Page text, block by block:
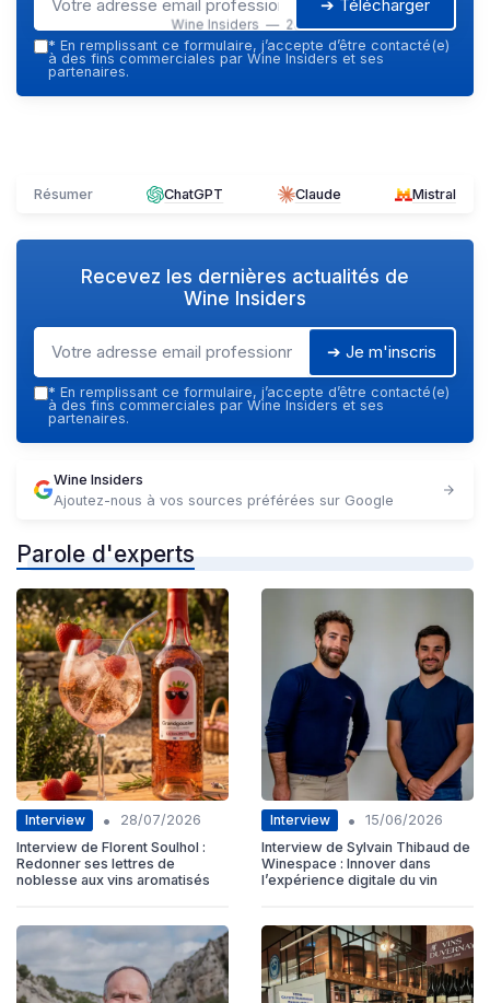
Wine Insiders — 2026
➔ Télécharger
* En remplissant ce formulaire, j’accepte d’être contacté(e)
à des fins commerciales par Wine Insiders et ses
partenaires.
Résumer ChatGPT Claude Mistral
Recevez les dernières actualités de
Wine Insiders
➔ Je m'inscris
* En remplissant ce formulaire, j’accepte d’être contacté(e)
à des fins commerciales par Wine Insiders et ses
partenaires.
Wine Insiders
Ajoutez-nous à vos sources préférées sur Google
Parole d'experts
Interview •
28/07/2026
Interview de Florent Soulhol :
Redonner ses lettres de
noblesse aux vins aromatisés
Interview •
15/06/2026
Interview de Sylvain Thibaud de
Winespace : Innover dans
l’expérience digitale du vin